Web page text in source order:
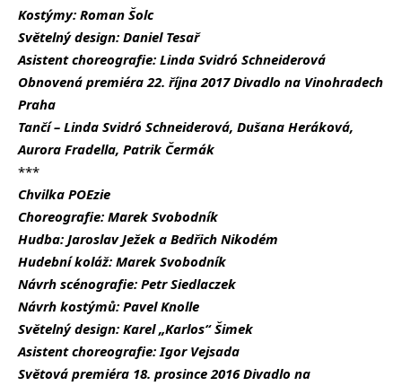
Kostýmy: Roman Šolc
Světelný design: Daniel Tesař
Asistent choreografie: Linda Svidró Schneiderová
Obnovená premiéra 22. října 2017 Divadlo na Vinohradech
Praha
Tančí – Linda Svidró Schneiderová, Dušana Heráková,
Aurora Fradella, Patrik Čermák
***
Chvilka POEzie
Choreografie: Marek Svobodník
Hudba: Jaroslav Ježek a Bedřich Nikodém
Hudební koláž: Marek Svobodník
Návrh scénografie: Petr Siedlaczek
Návrh kostýmů: Pavel Knolle
Světelný design: Karel „Karlos“ Šimek
Asistent choreografie: Igor Vejsada
Světová premiéra 18. prosince 2016 Divadlo na